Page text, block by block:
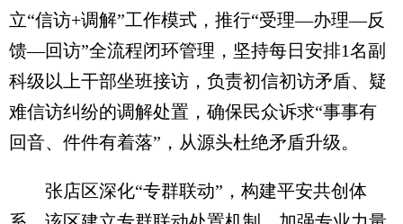
立“信访+调解”工作模式，推行“受理—办理—反
馈—回访”全流程闭环管理，坚持每日安排1名副
科级以上干部坐班接访，负责初信初访矛盾、疑
难信访纠纷的调解处置，确保民众诉求“事事有
回音、件件有着落”，从源头杜绝矛盾升级。
张店区深化“专群联动”，构建平安共创体